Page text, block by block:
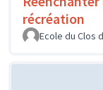
récréation
Ecole du Clos